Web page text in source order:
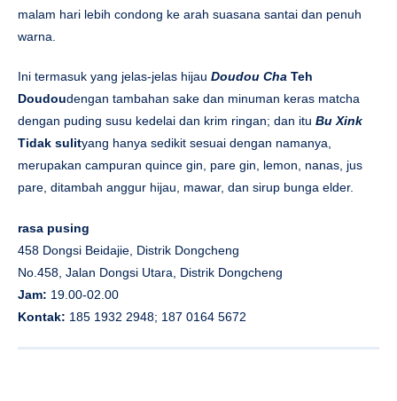
malam hari lebih condong ke arah suasana santai dan penuh
warna.
Ini termasuk yang jelas-jelas hijau Doudou Cha Teh
Doudoudengan tambahan sake dan minuman keras matcha
dengan puding susu kedelai dan krim ringan; dan itu Bu Xink
Tidak sulityang hanya sedikit sesuai dengan namanya,
merupakan campuran quince gin, pare gin, lemon, nanas, jus
pare, ditambah anggur hijau, mawar, dan sirup bunga elder.
rasa pusing
458 Dongsi Beidajie, Distrik Dongcheng
No.458, Jalan Dongsi Utara, Distrik Dongcheng
Jam: 19.00-02.00
Kontak: 185 1932 2948; 187 0164 5672